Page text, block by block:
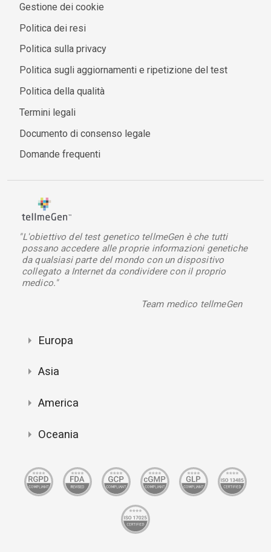
Gestione dei cookie
Politica dei resi
Politica sulla privacy
Politica sugli aggiornamenti e ripetizione del test
Politica della qualità
Termini legali
Documento di consenso legale
Domande frequenti
"L'obiettivo del test genetico tellmeGen è che tutti
possano accedere alle proprie informazioni genetiche
da qualsiasi parte del mondo con un dispositivo
collegato a Internet da condividere con il proprio
medico."
Team medico tellmeGen
Europa
Asia
America
Oceania